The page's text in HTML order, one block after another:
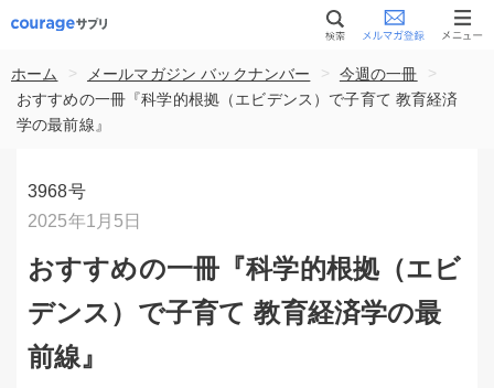
ホーム > メールマガジン バックナンバー > 今週の一冊
>
おすすめの一冊『科学的根拠（エビデンス）で子育て 教育経済
学の最前線』
3968号
2025年1月5日
おすすめの一冊『科学的根拠（エビ
デンス）で子育て 教育経済学の最
前線』